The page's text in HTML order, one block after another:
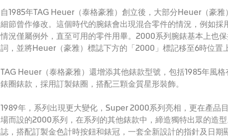
自1985年TAG Heuer（泰格豪雅）創立後，大部分Heuer（豪
細節曾作修改。這個時代的腕錶會出現混合零件的情況，例如
情況僅屬例外，直至可用的零件用畢。2000系列腕錶基本上也
詞，並將Heuer（豪雅）標誌下方的「2000」標記移至6時位置
TAG Heuer（泰格豪雅）還增添其他錶款型號，包括1985年風
錶圈錶款，採用訂製錶圈，搭配三顆金質星形裝飾。
1989年，系列出現更大變化，Super 2000系列亮相，更在產
場而設的2000系列，在系列的其他錶款中，締造獨特出眾的造
誌，搭配訂製金色計時按鈕和錶冠，一套全新設計的指針及日期